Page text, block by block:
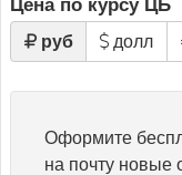
Цена по курсу ЦБ
руб долл
Оформите
на почту новые